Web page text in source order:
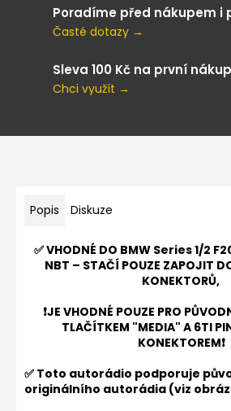
Poradíme před nákupem i
Časté dotazy →
Sleva 100 Kč na první nákup
Chci využít →
Popis Diskuze
✅ VHODNÉ DO BMW Series 1/2
NBT – STAČÍ POUZE ZAPOJIT
KONEKTORŮ,
❗JE VHODNÉ POUZE PRO
TLAČÍTKEM "MEDIA" A 6TI
KONEKTOREM❗
✅ Toto autorádio podporuje
originálního autorádia (viz